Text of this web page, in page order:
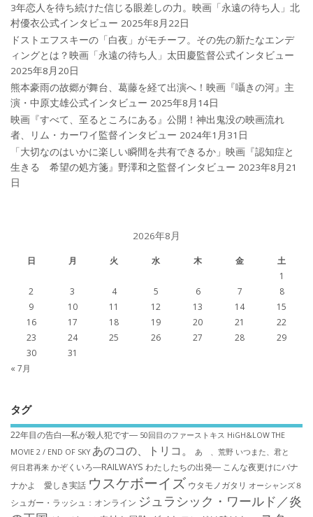
3年恋人を待ち続けた信じる眼差しの力。映画「永遠の待ち人」北
村優衣公式インタビュー 2025年8月22日
ドストエフスキーの「白夜」がモチーフ。その先の新たなエンデ
ィングとは？映画「永遠の待ち人」太田慶監督公式インタビュー
2025年8月20日
熊本豪雨の故郷が舞台、葛藤を経て出演へ！映画『囁きの河』主
演・中原丈雄公式インタビュー 2025年8月14日
映画『すべて、至るところにある』公開！神出鬼没の映画流れ
者、リム・カーワイ監督インタビュー 2024年1月31日
「大切なのはいかに楽しい瞬間を共有できるか」映画『認知症と
生きる 希望の処方箋』野澤和之監督インタビュー 2023年8月21
日
2026年8月
日 月 火 水 木 金
土
1
2
3 4 5 6 7
8
9
10 11 12 13 14
15
16
17 18 19 20 21
22
23
24 25 26 27 28
29
30
31
« 7月
タグ
22年目の告白―私が殺人犯です― 50回目のファーストキス HiGH&LOW THE
MOVIE 2 / END OF SKY あのコの、トリコ。 あゝ、荒野 いつまた、君と
何日君再来 かぞくいろ―RAILWAYS わたしたちの出発― こんな夜更けにバナ
ナかよ 愛しき実話 ウスケボーイズ ウタモノガタリ オーシャンズ８
シュガー・ラッシュ：オ​ンライン ジュラシック・ワールド／炎